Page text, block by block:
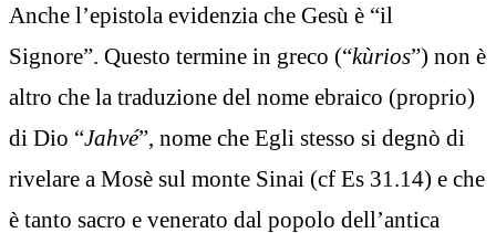
Anche l’epistola evidenzia che Gesù è “il
Signore”. Questo termine in greco (“kùrios”) non è
altro che la traduzione del nome ebraico (proprio)
di Dio “Jahvé”, nome che Egli stesso si degnò di
rivelare a Mosè sul monte Sinai (cf Es 31.14) e che
è tanto sacro e venerato dal popolo dell’antica